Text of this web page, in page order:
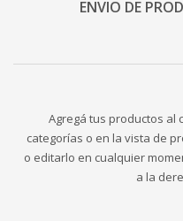
ENVIO DE
Agregá tus productos al
categorías o en la vista de
o editarlo en cualquier
a la